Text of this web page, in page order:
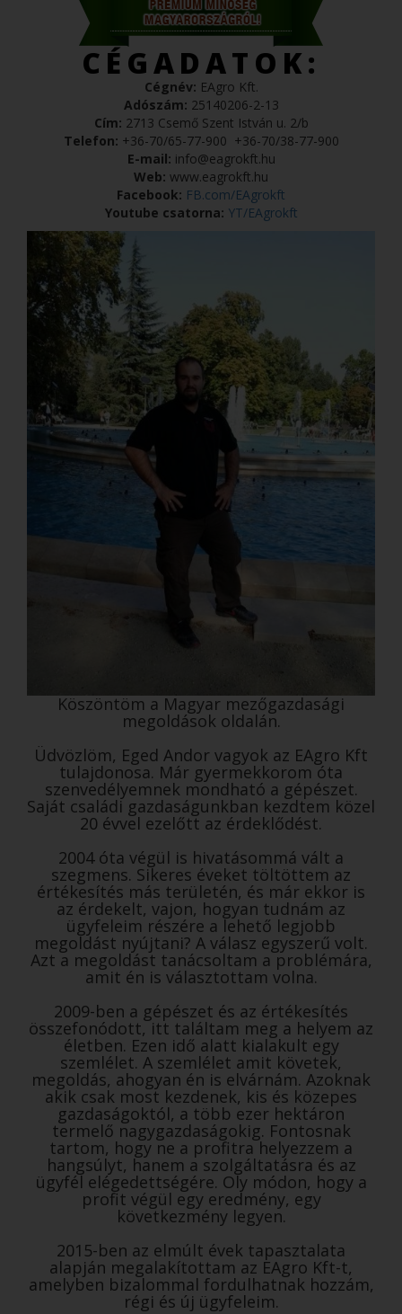
CÉGADATOK:
Cégnév: EAgro Kft.
Adószám: 25140206-2-13
Cím: 2713 Csemő Szent István u. 2/b
Telefon: +36-70/65-77-900 +36-70/38-77-900
E-mail: info@eagrokft.hu
Web: www.eagrokft.hu
Facebook: FB.com/EAgrokft
Youtube csatorna: YT/EAgrokft
Köszöntöm a Magyar mezőgazdasági
megoldások oldalán.
Üdvözlöm, Eged Andor vagyok az EAgro Kft
tulajdonosa. Már gyermekkorom óta
szenvedélyemnek mondható a gépészet.
Saját családi gazdaságunkban kezdtem közel
20 évvel ezelőtt az érdeklődést.
2004 óta végül is hivatásommá vált a
szegmens. Sikeres éveket töltöttem az
értékesítés más területén, és már ekkor is
az érdekelt, vajon, hogyan tudnám az
ügyfeleim részére a lehető legjobb
megoldást nyújtani? A válasz egyszerű volt.
Azt a megoldást tanácsoltam a problémára,
amit én is választottam volna.
2009-ben a gépészet és az értékesítés
összefonódott, itt találtam meg a helyem az
életben. Ezen idő alatt kialakult egy
szemlélet. A szemlélet amit követek,
megoldás, ahogyan én is elvárnám. Azoknak
akik csak most kezdenek, kis és közepes
gazdaságoktól, a több ezer hektáron
termelő nagygazdaságokig. Fontosnak
tartom, hogy ne a profitra helyezzem a
hangsúlyt, hanem a szolgáltatásra és az
ügyfél elégedettségére. Oly módon, hogy a
profit végül egy eredmény, egy
következmény legyen.
2015-ben az elmúlt évek tapasztalata
alapján megalakítottam az EAgro Kft-t,
amelyben bizalommal fordulhatnak hozzám,
régi és új ügyfeleim.